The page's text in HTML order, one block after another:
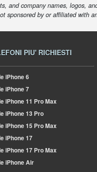
and company names, logos,
sponsored by or affiliated with
PIU' RICHIESTI
iPhone 6
iPhone 7
iPhone 11 Pro Max
iPhone 13 Pro
iPhone 15 Pro Max
iPhone 17
iPhone 17 Pro Max
iPhone Air